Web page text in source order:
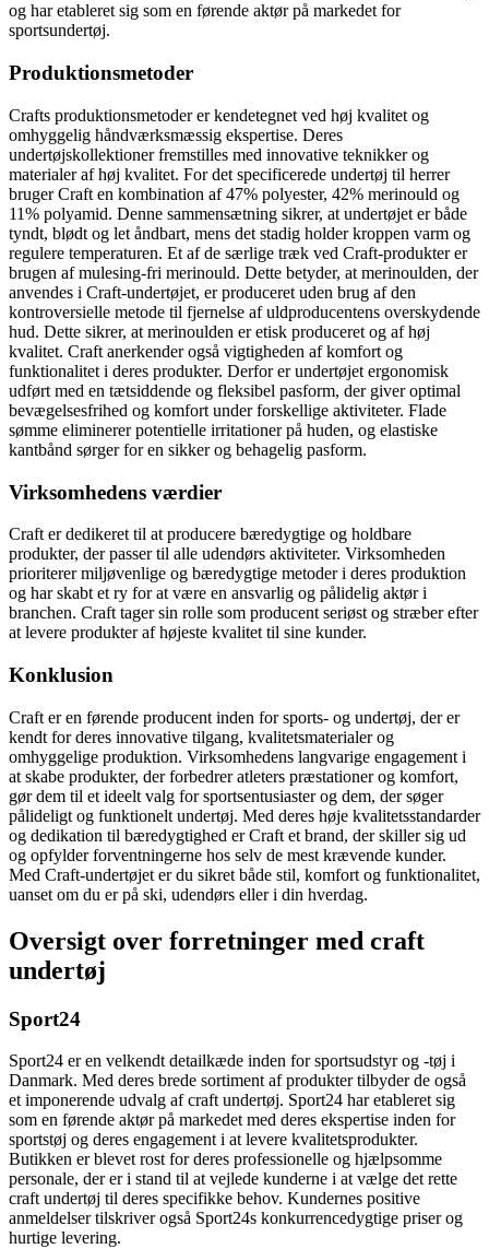
og har etableret sig som en førende aktør på markedet for
sportsundertøj.
Produktionsmetoder
Crafts produktionsmetoder er kendetegnet ved høj kvalitet og
omhyggelig håndværksmæssig ekspertise. Deres
undertøjskollektioner fremstilles med innovative teknikker og
materialer af høj kvalitet. For det specificerede undertøj til herrer
bruger Craft en kombination af 47% polyester, 42% merinould og
11% polyamid. Denne sammensætning sikrer, at undertøjet er både
tyndt, blødt og let åndbart, mens det stadig holder kroppen varm og
regulere temperaturen. Et af de særlige træk ved Craft-produkter er
brugen af mulesing-fri merinould. Dette betyder, at merinoulden, der
anvendes i Craft-undertøjet, er produceret uden brug af den
kontroversielle metode til fjernelse af uldproducentens overskydende
hud. Dette sikrer, at merinoulden er etisk produceret og af høj
kvalitet. Craft anerkender også vigtigheden af ​​komfort og
funktionalitet i deres produkter. Derfor er undertøjet ergonomisk
udført med en tætsiddende og fleksibel pasform, der giver optimal
bevægelsesfrihed og komfort under forskellige aktiviteter. Flade
sømme eliminerer potentielle irritationer på huden, og elastiske
kantbånd sørger for en sikker og behagelig pasform.
Virksomhedens værdier
Craft er dedikeret til at producere bæredygtige og holdbare
produkter, der passer til alle udendørs aktiviteter. Virksomheden
prioriterer miljøvenlige og bæredygtige metoder i deres produktion
og har skabt et ry for at være en ansvarlig og pålidelig aktør i
branchen. Craft tager sin rolle som producent seriøst og stræber efter
at levere produkter af højeste kvalitet til sine kunder.
Konklusion
Craft er en førende producent inden for sports- og undertøj, der er
kendt for deres innovative tilgang, kvalitetsmaterialer og
omhyggelige produktion. Virksomhedens langvarige engagement i
at skabe produkter, der forbedrer atleters præstationer og komfort,
gør dem til et ideelt valg for sportsentusiaster og dem, der søger
pålideligt og funktionelt undertøj. Med deres høje kvalitetsstandarder
og dedikation til bæredygtighed er Craft et brand, der skiller sig ud
og opfylder forventningerne hos selv de mest krævende kunder.
Med Craft-undertøjet er du sikret både stil, komfort og funktionalitet,
uanset om du er på ski, udendørs eller i din hverdag.
Oversigt over forretninger med craft
undertøj
Sport24
Sport24 er en velkendt detailkæde inden for sportsudstyr og -tøj i
Danmark. Med deres brede sortiment af produkter tilbyder de også
et imponerende udvalg af craft undertøj. Sport24 har etableret sig
som en førende aktør på markedet med deres ekspertise inden for
sportstøj og deres engagement i at levere kvalitetsprodukter.
Butikken er blevet rost for deres professionelle og hjælpsomme
personale, der er i stand til at vejlede kunderne i at vælge det rette
craft undertøj til deres specifikke behov. Kundernes positive
anmeldelser tilskriver også Sport24s konkurrencedygtige priser og
hurtige levering.